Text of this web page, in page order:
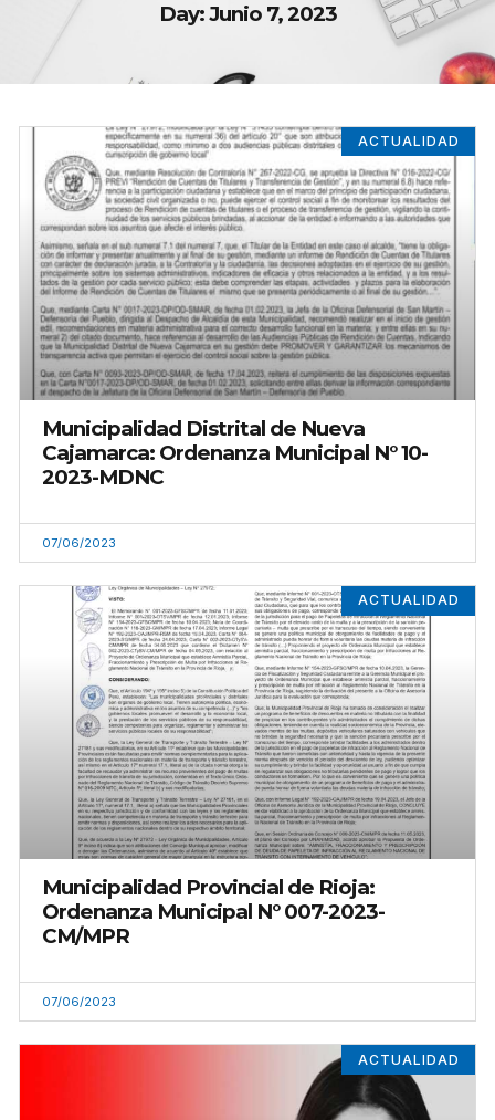
Day: Junio 7, 2023
ACTUALIDAD
Municipalidad Distrital de Nueva
Cajamarca: Ordenanza Municipal N° 10-
2023-MDNC
07/06/2023
ACTUALIDAD
Municipalidad Provincial de Rioja:
Ordenanza Municipal N° 007-2023-
CM/MPR
07/06/2023
ACTUALIDAD